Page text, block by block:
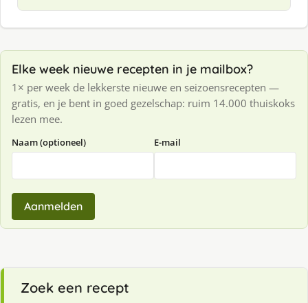
Elke week nieuwe recepten in je mailbox?
1× per week de lekkerste nieuwe en seizoensrecepten —
gratis, en je bent in goed gezelschap: ruim 14.000 thuiskoks
lezen mee.
Naam (optioneel) E-mail
Aanmelden
Zoek een recept